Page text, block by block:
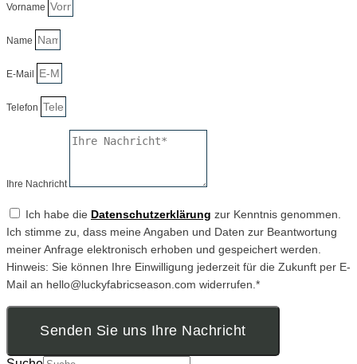
Vorname
Name
E-Mail
Telefon
Ihre Nachricht
Ich habe die Datenschutzerklärung zur Kenntnis genommen.
Ich stimme zu, dass meine Angaben und Daten zur Beantwortung
meiner Anfrage elektronisch erhoben und gespeichert werden.
Hinweis: Sie können Ihre Einwilligung jederzeit für die Zukunft per E-
Mail an hello@luckyfabricseason.com widerrufen.*
Senden Sie uns Ihre Nachricht